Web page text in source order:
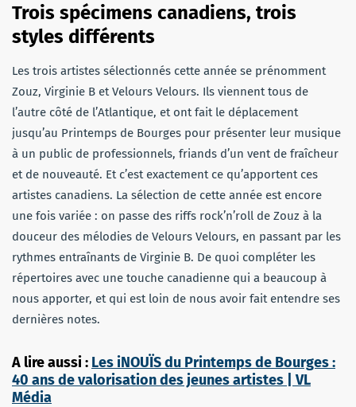
Trois spécimens canadiens, trois
styles différents
Les trois artistes sélectionnés cette année se prénomment
Zouz, Virginie B et Velours Velours. Ils viennent tous de
l’autre côté de l’Atlantique, et ont fait le déplacement
jusqu’au Printemps de Bourges pour présenter leur musique
à un public de professionnels, friands d’un vent de fraîcheur
et de nouveauté. Et c’est exactement ce qu’apportent ces
artistes canadiens. La sélection de cette année est encore
une fois variée : on passe des riffs rock’n’roll de Zouz à la
douceur des mélodies de Velours Velours, en passant par les
rythmes entraînants de Virginie B. De quoi compléter les
répertoires avec une touche canadienne qui a beaucoup à
nous apporter, et qui est loin de nous avoir fait entendre ses
dernières notes.
A lire aussi : Les iNOUÏS du Printemps de Bourges :
40 ans de valorisation des jeunes artistes | VL
Média